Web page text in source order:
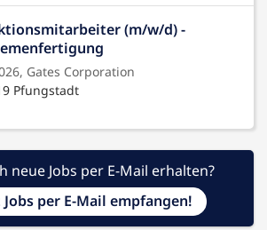
(m/w/d) -
Gates Corporation
Pfungstadt
neue Jobs per E-Mail erhalten?
Jobs per E-Mail empfangen!